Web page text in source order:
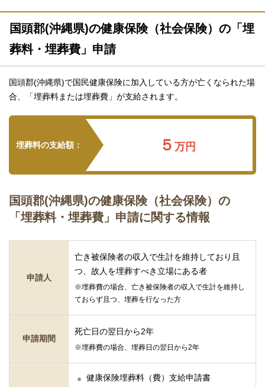
国頭郡(沖縄県)の健康保険（社会保険）の「埋
葬料・埋葬費」申請
国頭郡(沖縄県)で国民健康保険に加入している方が亡くなられた場
合、「埋葬料または埋葬費」が支給されます。
埋葬料の支給額： ５万円
国頭郡(沖縄県)の健康保険（社会保険）の
「埋葬料・埋葬費」申請に関する情報
申請人
亡き被保険者の収入で生計を維持しており且
つ、故人を埋葬すべき立場にある者
※埋葬費の場合、亡き被保険者の収入で生計を維持し
ておらず且つ、埋葬を行なった方
申請期間
死亡日の翌日から2年
※埋葬費の場合、埋葬日の翌日から2年
健康保険埋葬料（費）支給申請書